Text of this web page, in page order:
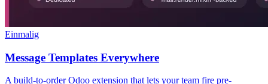
Einmalig
Message Templates Everywhere
A build-to-order Odoo extension that lets your team fire pre-